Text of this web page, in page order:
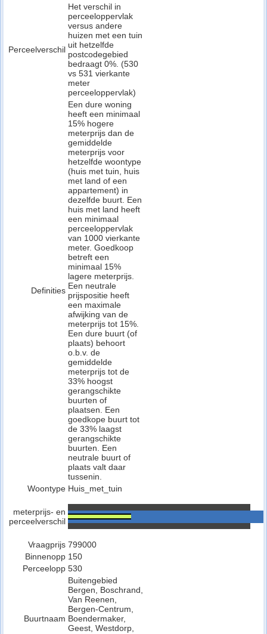
Perceelverschil
Het verschil in
perceeloppervlak
versus andere
huizen met een tuin
uit hetzelfde
postcodegebied
bedraagt 0%. (530
vs 531 vierkante
meter
perceeloppervlak)
Definities
Een dure woning
heeft een minimaal
15% hogere
meterprijs dan de
gemiddelde
meterprijs voor
hetzelfde woontype
(huis met tuin, huis
met land of een
appartement) in
dezelfde buurt. Een
huis met land heeft
een minimaal
perceeloppervlak
van 1000 vierkante
meter. Goedkoop
betreft een
minimaal 15%
lagere meterprijs.
Een neutrale
prijspositie heeft
een maximale
afwijking van de
meterprijs tot 15%.
Een dure buurt (of
plaats) behoort
o.b.v. de
gemiddelde
meterprijs tot de
33% hoogst
gerangschikte
buurten of
plaatsen. Een
goedkope buurt tot
de 33% laagst
gerangschikte
buurten. Een
neutrale buurt of
plaats valt daar
tussenin.
Woontype Huis_met_tuin
meterprijs- en
perceelverschil
Vraagprijs 799000
Binnenopp 150
Perceelopp 530
Buurtnaam
Buitengebied
Bergen, Boschrand,
Van Reenen,
Bergen-Centrum,
Boendermaker,
Geest, Westdorp,